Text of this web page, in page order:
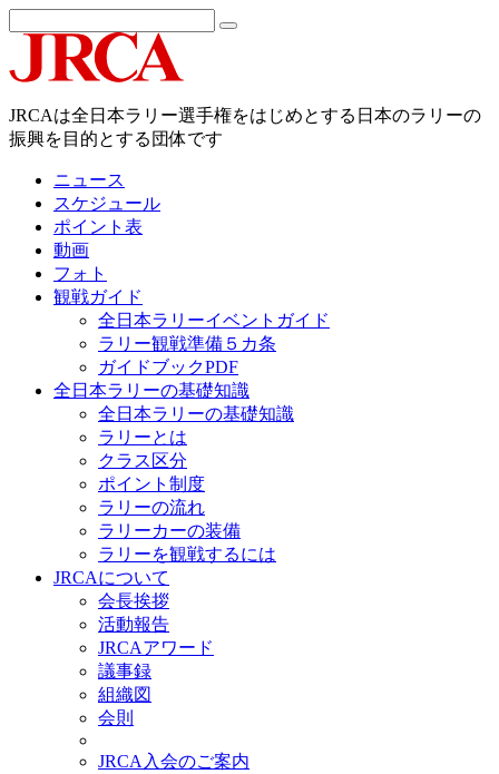
JRCAは全日本ラリー選手権をはじめとする日本のラリーの
振興を目的とする団体です
ニュース
スケジュール
ポイント表
動画
フォト
観戦ガイド
全日本ラリーイベントガイド
ラリー観戦準備５カ条
ガイドブックPDF
全日本ラリーの基礎知識
全日本ラリーの基礎知識
ラリーとは
クラス区分
ポイント制度
ラリーの流れ
ラリーカーの装備
ラリーを観戦するには
JRCAについて
会長挨拶
活動報告
JRCAアワード
議事録
組織図
会則
JRCA入会のご案内